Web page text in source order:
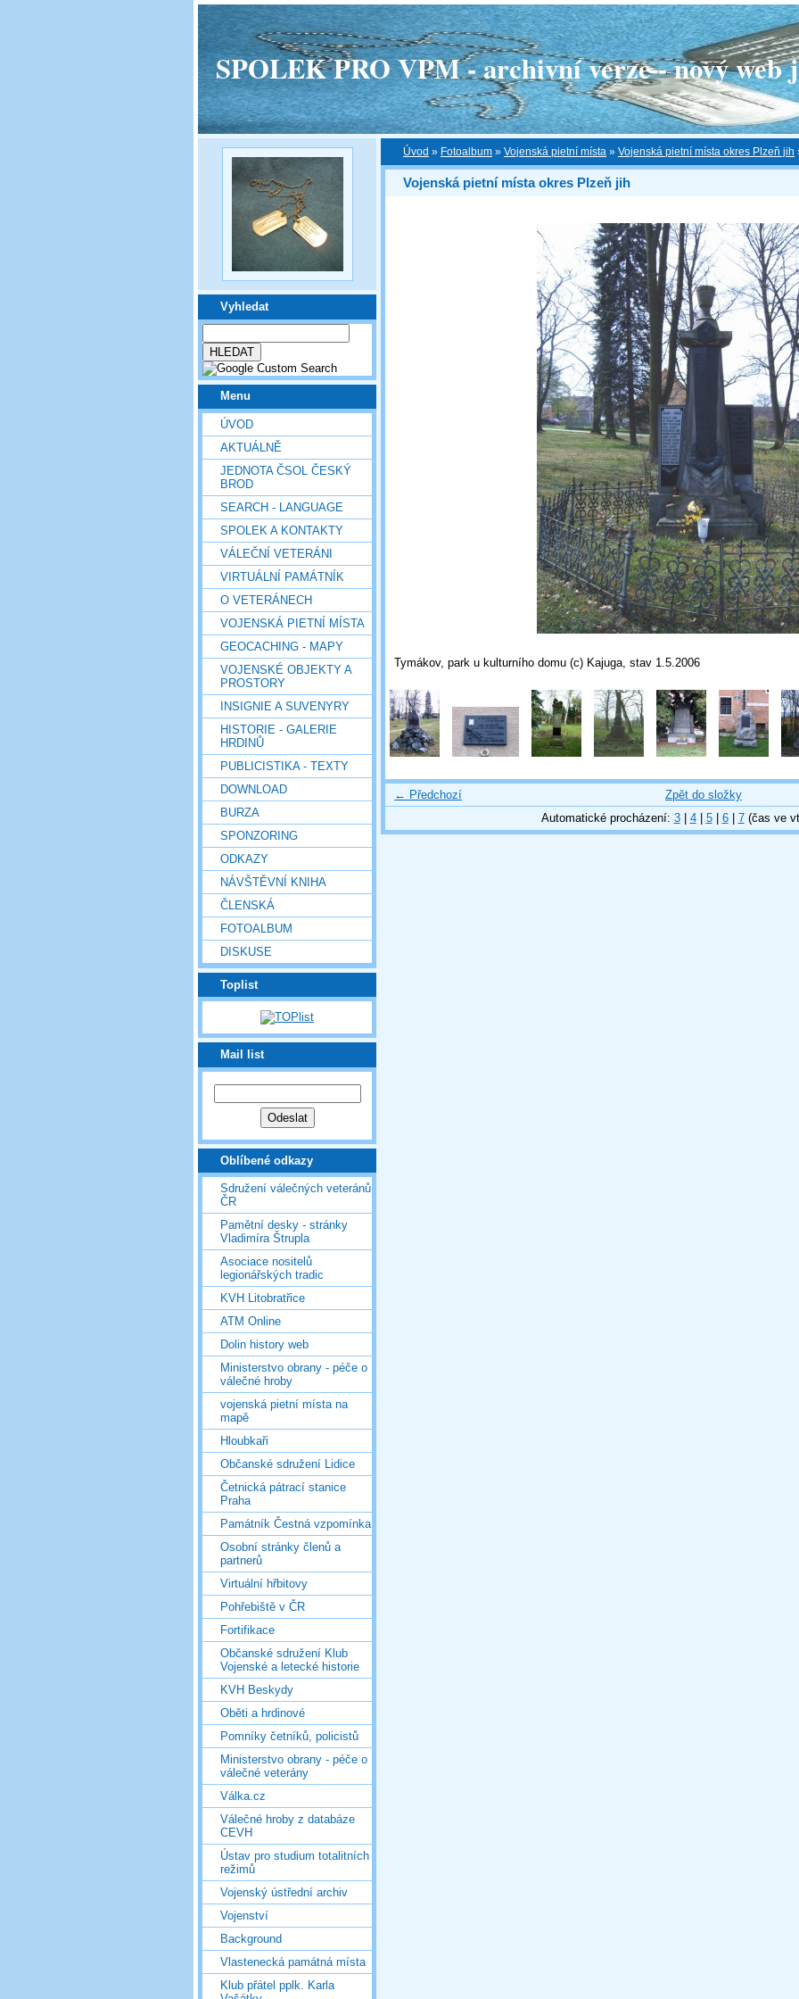
SPOLEK PRO VPM - archivní verze - nový web
Vyhledat
Menu
ÚVOD
AKTUÁLNĚ
JEDNOTA ČSOL ČESKÝ
BROD
SEARCH - LANGUAGE
SPOLEK A KONTAKTY
VÁLEČNÍ VETERÁNI
VIRTUÁLNÍ PAMÁTNÍK
O VETERÁNECH
VOJENSKÁ PIETNÍ MÍSTA
GEOCACHING - MAPY
VOJENSKÉ OBJEKTY A
PROSTORY
INSIGNIE A SUVENYRY
HISTORIE - GALERIE
HRDINŮ
PUBLICISTIKA - TEXTY
DOWNLOAD
BURZA
SPONZORING
ODKAZY
NÁVŠTĚVNÍ KNIHA
ČLENSKÁ
FOTOALBUM
DISKUSE
Toplist
Mail list
Oblíbené odkazy
Sdružení válečných veteránů
ČR
Pamětní desky - stránky
Vladimíra Štrupla
Asociace nositelů
legionářských tradic
KVH Litobratřice
ATM Online
Dolin history web
Ministerstvo obrany - péče o
válečné hroby
vojenská pietní místa na
mapě
Hloubkaři
Občanské sdružení Lidice
Četnická pátrací stanice
Praha
Památník Čestná vzpomínka
Osobní stránky členů a
partnerů
Virtuální hřbitovy
Pohřebiště v ČR
Fortifikace
Občanské sdružení Klub
Vojenské a letecké historie
KVH Beskydy
Oběti a hrdinové
Pomníky četníků, policistů
Ministerstvo obrany - péče o
válečné veterány
Válka.cz
Válečné hroby z databáze
CEVH
Ústav pro studium totalitních
režimů
Vojenský ústřední archiv
Vojenství
Background
Vlastenecká památná místa
Klub přátel pplk. Karla
Úvod » Fotoalbum » Vojenská pietní místa » Vojenská pietní místa okres Plzeň jih
Vojenská pietní místa okres Plzeň jih
Tymákov, park u kulturního domu (c) Kajuga, stav 1.5.2006
← Předchozí
Zpět do složky
Automatické procházení: 3| 4| 5| 6| 7(čas ve